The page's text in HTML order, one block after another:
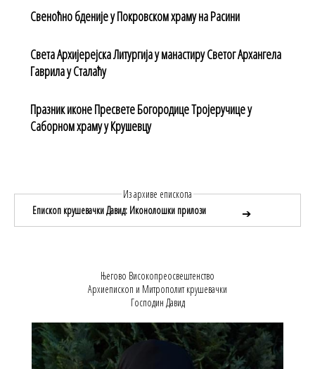
Свеноћно бденије у Покровском храму на Расини
Света Архијерејска Литургија у манастиру Светог Архангела
Гаврила у Сталаћу
Празник иконе Пресвете Богородице Тројеручице у
Саборном храму у Крушевцу
Из архиве епископа
Епископ крушевачки Давид: Иконолошки прилози
➔
Његово Високопреосвештенство
Архиепископ и Митрополит крушевачки
Господин Давид